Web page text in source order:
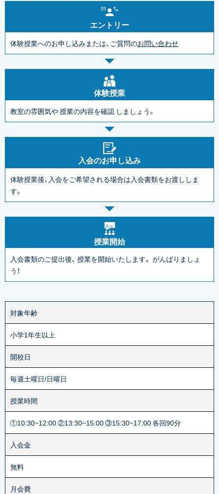
エントリー
体験授業へのお申し込みまたは、ご質問のお問い合わせ
体験授業
教室の雰囲気や授業の内容を確認 しましょう。
入会のお申し込み
体験授業後、入会をご希望される場合は入会書類をお渡ししま
す。
授業開始
入会書類のご提出後、 授業を開始いたします。 がんばりましょ
う！
対象年齢
小学1年生以上
開校日
毎週土曜日/日曜日
授業時間
①10:30~12:00 ②13:30~15:00 ③15:30~17:00 各回90分
入会金
無料
月会費